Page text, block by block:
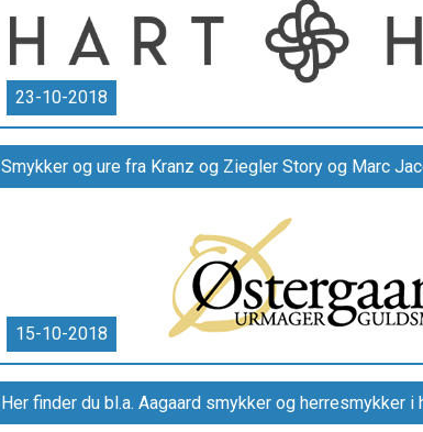
23-10-2018
Smykker og ure fra Kranz og Ziegler Story og Marc
15-10-2018
Her finder du bl.a. Aagaard smykker og herresmykker i